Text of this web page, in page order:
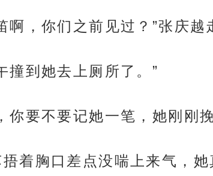
啊，你们之前见过？”张庆越
撞到她去上厕所了。”
你要不要记她一笔，她刚刚
捂着胸口差点没喘上来气，